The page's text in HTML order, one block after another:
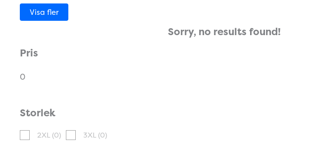
Visa fler
Pris
0
Storlek
2XL (0) 3XL (0)
Sorry, no results found!